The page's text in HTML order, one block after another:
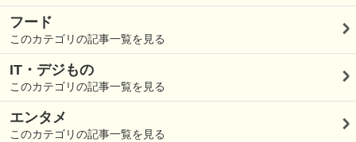
フード
このカテゴリの記事一覧を見る
IT・デジもの
このカテゴリの記事一覧を見る
エンタメ
このカテゴリの記事一覧を見る